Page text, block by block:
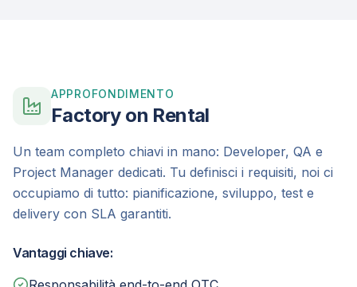
APPROFONDIMENTO
Factory on Rental
Un team completo chiavi in mano: Developer, QA e
Project Manager dedicati. Tu definisci i requisiti, noi ci
occupiamo di tutto: pianificazione, sviluppo, test e
delivery con SLA garantiti.
Vantaggi chiave: